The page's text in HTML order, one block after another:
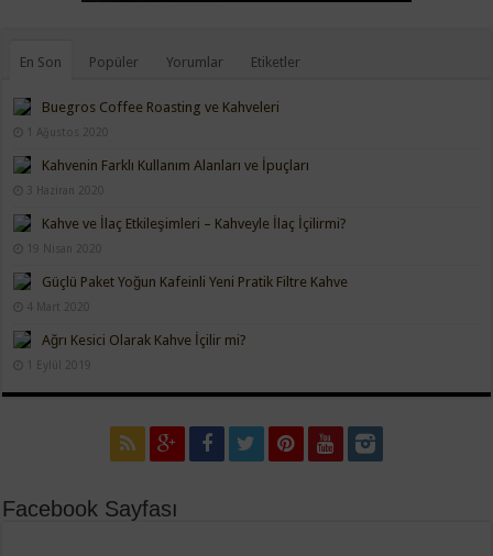
En Son Popüler Yorumlar Etiketler
Buegros Coffee Roasting ve Kahveleri
1 Ağustos 2020
Kahvenin Farklı Kullanım Alanları ve İpuçları
3 Haziran 2020
Kahve ve İlaç Etkileşimleri – Kahveyle İlaç İçilirmi?
19 Nisan 2020
Güçlü Paket Yoğun Kafeinli Yeni Pratik Filtre Kahve
4 Mart 2020
Ağrı Kesici Olarak Kahve İçilir mi?
1 Eylül 2019
Facebook Sayfası